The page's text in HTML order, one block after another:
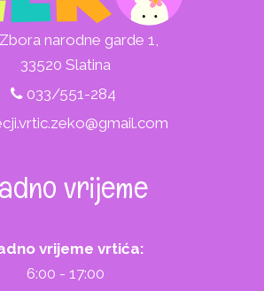
narodne garde 1,
33520 Slatina
033/551-284
vrijeme
vrijeme vrtića:
6:00 - 17:00